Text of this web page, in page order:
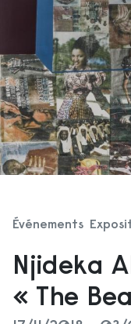
Événements
Njideka
« The